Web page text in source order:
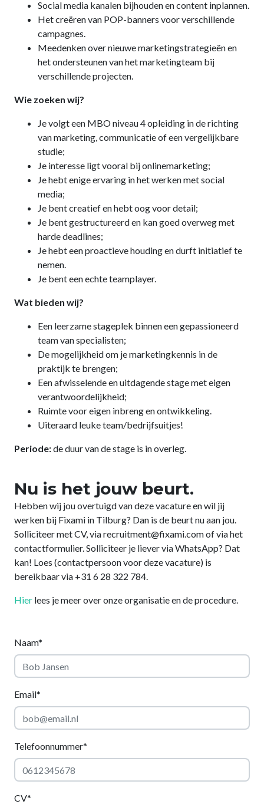
Social media kanalen bijhouden en content inplannen.
Het creëren van POP-banners voor verschillende
campagnes.
Meedenken over nieuwe marketingstrategieën en
het ondersteunen van het marketingteam bij
verschillende projecten.
Wie zoeken wij?
Je volgt een MBO niveau 4 opleiding in de richting
van marketing, communicatie of een vergelijkbare
studie;
Je interesse ligt vooral bij onlinemarketing;
Je hebt enige ervaring in het werken met social
media;
Je bent creatief en hebt oog voor detail;
Je bent gestructureerd en kan goed overweg met
harde deadlines;
Je hebt een proactieve houding en durft initiatief te
nemen.
Je bent een echte teamplayer.
Wat bieden wij?
Een leerzame stageplek binnen een gepassioneerd
team van specialisten;
De mogelijkheid om je marketingkennis in de
praktijk te brengen;
Een afwisselende en uitdagende stage met eigen
verantwoordelijkheid;
Ruimte voor eigen inbreng en ontwikkeling.
Uiteraard leuke team/bedrijfsuitjes!
Periode:de duur van de stage is in overleg.
Nu is het jouw beurt.
Hebben wij jou overtuigd van deze vacature en wil jij
werken bij Fixami in Tilburg? Dan is de beurt nu aan jou.
Solliciteer met CV, via recruitment@fixami.com of via het
contactformulier. Solliciteer je liever via WhatsApp? Dat
kan! Loes (contactpersoon voor deze vacature) is
bereikbaar via +31 6 28 322 784.
Hier lees je meer over onze organisatie en de procedure.
Naam*
Email*
Telefoonnummer*
CV*